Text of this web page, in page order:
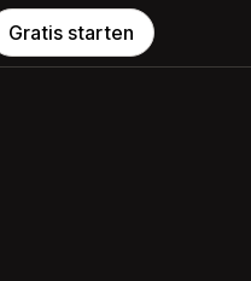
Gratis starten